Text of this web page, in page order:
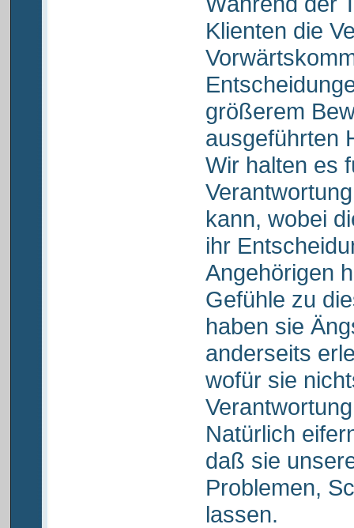
Klienten die
größerem
ausgeführten
Wir halten es
kann, wobei
ihr
Angehörigen
Gefühle zu
haben sie
anderseits
wofür sie
Natürlich
daß sie
Problemen,
lassen.